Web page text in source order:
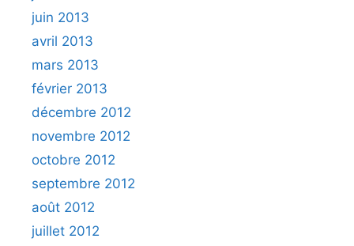
juin 2013
avril 2013
mars 2013
février 2013
décembre 2012
novembre 2012
octobre 2012
septembre 2012
août 2012
juillet 2012